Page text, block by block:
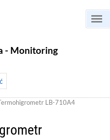
- Monitoring
LB-710A4